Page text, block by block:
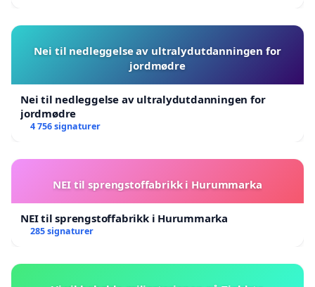
Nei til nedleggelse av ultralydutdanningen for
jordmødre
Nei til nedleggelse av ultralydutdanningen for
jordmødre
4 756 signaturer
NEI til sprengstoffabrikk i Hurummarka
NEI til sprengstoffabrikk i Hurummarka
285 signaturer